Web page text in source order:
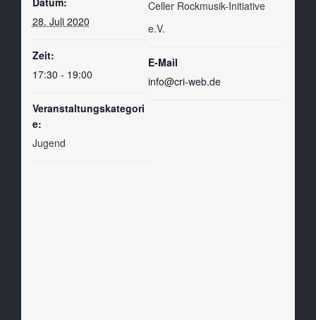
28. Juli 2020
Zeit:
17:30 - 19:00
Veranstaltungskategori
e:
Jugend
Celler Rockmusik-Initiative
e.V.
E-Mail
info@cri-web.de